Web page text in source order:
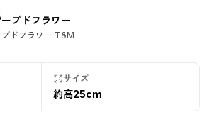
ブドフラワー
ブドフラワー T&M
サイズ
約高25cm